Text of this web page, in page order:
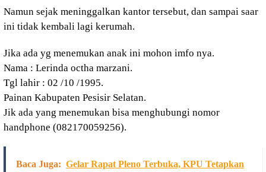
Namun sejak meninggalkan kantor tersebut, dan sampai saar
ini tidak kembali lagi kerumah.
Jika ada yg menemukan anak ini mohon imfo nya.
Nama : Lerinda octha marzani.
Tgl lahir : 02 /10 /1995.
Painan Kabupaten Pesisir Selatan.
Jik ada yang menemukan bisa menghubungi nomor
handphone (082170059256).
Baca Juga: Gelar Rapat Pleno Terbuka, KPU Tetapkan